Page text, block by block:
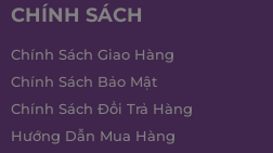
CHÍNH SÁCH
Chính Sách Giao Hàng
Chính Sách Bảo Mật
Chính Sách Đổi Trả Hàng
Hướng Dẫn Mua Hàng